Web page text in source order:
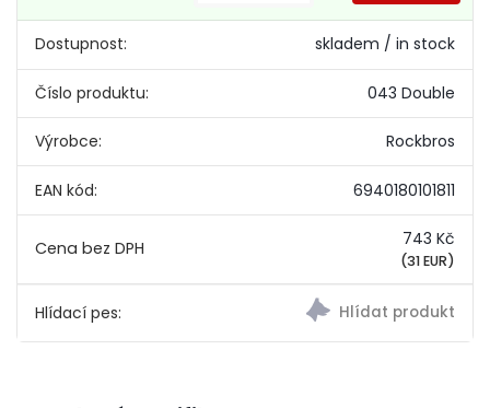
Dostupnost: skladem / in stock
Číslo produktu: 043 Double
Výrobce: Rockbros
EAN kód: 6940180101811
743 Kč
(31 EUR)
Hlídací pes: